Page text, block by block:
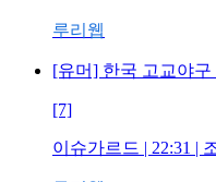
루리웹
[유머] 한국 고교야구
[7]
이슈가르드 | 22:31 |